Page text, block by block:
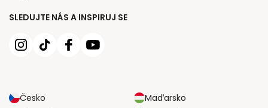
SLEDUJTE NÁS A INSPIRUJ SE
Česko
Maďarsko